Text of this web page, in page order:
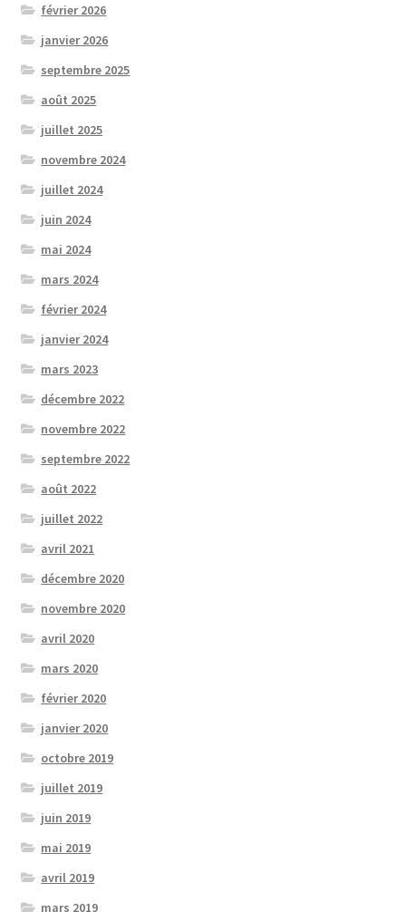
février 2026
janvier 2026
septembre 2025
août 2025
juillet 2025
novembre 2024
juillet 2024
juin 2024
mai 2024
mars 2024
février 2024
janvier 2024
mars 2023
décembre 2022
novembre 2022
septembre 2022
août 2022
juillet 2022
avril 2021
décembre 2020
novembre 2020
avril 2020
mars 2020
février 2020
janvier 2020
octobre 2019
juillet 2019
juin 2019
mai 2019
avril 2019
mars 2019